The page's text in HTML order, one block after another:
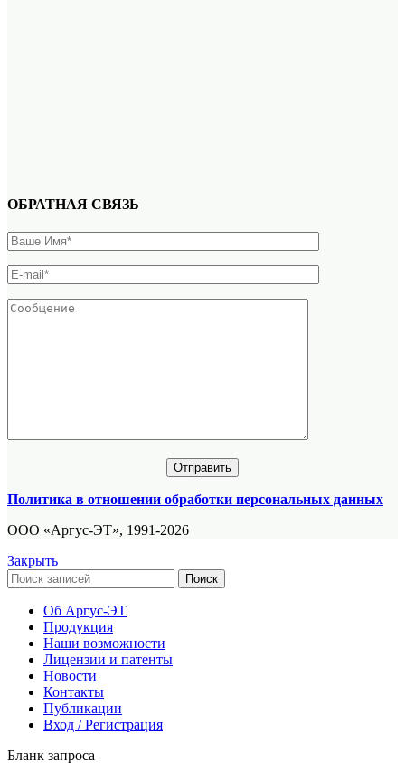
ОБРАТНАЯ СВЯЗЬ
Политика в отношении обработки персональных данных
ООО «Аргус-ЭТ», 1991-2026
Закрыть
Поиск
Об Аргус-ЭТ
Продукция
Наши возможности
Лицензии и патенты
Новости
Контакты
Публикации
Вход / Регистрация
Бланк запроса